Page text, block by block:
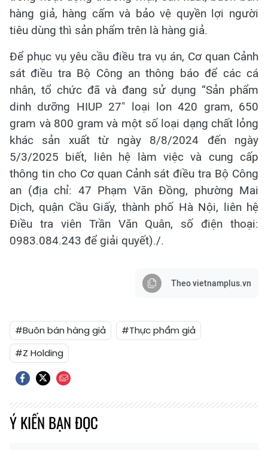
hàng giả, hàng cấm và bảo vệ quyền lợi người
tiêu dùng thì sản phẩm trên là hàng giả.
Để phục vụ yêu cầu điều tra vụ án, Cơ quan Cảnh
sát điều tra Bộ Công an thông báo để các cá
nhân, tổ chức đã và đang sử dụng “Sản phẩm
dinh dưỡng HIUP 27" loại lon 420 gram, 650
gram và 800 gram và một số loại dạng chất lỏng
khác sản xuất từ ngày 8/8/2024 đến ngày
5/3/2025 biết, liên hệ làm việc và cung cấp
thông tin cho Cơ quan Cảnh sát điều tra Bộ Công
an (địa chỉ: 47 Phạm Văn Đồng, phường Mai
Dịch, quận Cầu Giấy, thành phố Hà Nội, liên hệ
Điều tra viên Trần Văn Quân, số điện thoại:
0983.084.243 để giải quyết)./.
Theo vietnamplus.vn
#Buôn bán hàng giả
#Thực phẩm giả
#Z Holding
Ý KIẾN BẠN ĐỌC